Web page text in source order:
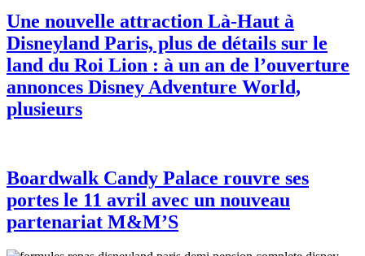
Une nouvelle attraction Là-Haut à
Disneyland Paris, plus de détails sur le
land du Roi Lion : à un an de l’ouverture
annonces Disney Adventure World,
plusieurs
Boardwalk Candy Palace rouvre ses
portes le 11 avril avec un nouveau
partenariat M&M’S